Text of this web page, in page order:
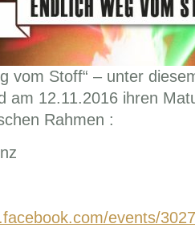
vom Stoff“ – unter
am 12.11.2016 ihren
Rahmen :
events/